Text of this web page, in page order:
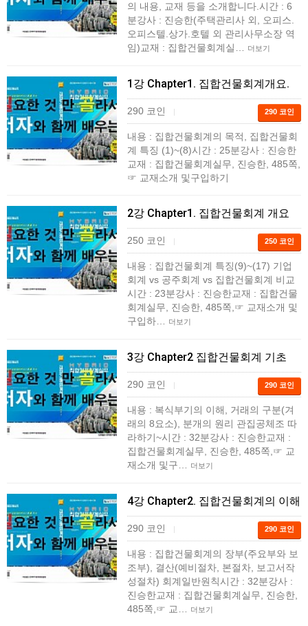
의 내용, 교재 등을 소개합니다.시간 : 6
분강사 : 진승한(주택관리사 외, 오피스.
오피스텔.상가.호텔 외 관리사무소장 역
임)교재 : 집합건물회계실…
더보기
1강 Chapter1. 집합건물회계개요.
290 코인 | 290 코인
내용 : 집합건물회계의 목적, 집합건물회
계 특징 (1)~(8)시간 : 25분강사 : 진승한
교재 : 집합건물회계실무, 진승한, 485쪽,
☞ 교재소개 및구입하기
2강 Chapter1. 집합건물회계 개요
250 코인 | 250 코인
내용 : 집합건물회계 특징(9)~(17) 기업
회계 vs 공주회계 vs 집합건물회계 비교
시간 : 23분강사 : 진승한교재 : 집합건물
회계실무, 진승한, 485쪽,☞ 교재소개 및
구입하…
더보기
3강 Chapter2 집합건물회계 기초
290 코인 | 290 코인
내용 : 복식부기의 이해, 거래의 구분(겨
래의 8요소), 분개의 원리 관집공체조 따
라하기~시간 : 32분강사 : 진승한교재 :
집합건물회계실무, 진승한, 485쪽,☞ 교
재소개 및구…
더보기
4강 Chapter2. 집합건물회계의 이해
290 코인 | 290 코인
내용 : 집합건물회계의 장부(주요부와 보
조부), 결산(예비절차, 본절차, 보고서작
성절차) 회계일반원칙시간 : 32분강사 :
진승한교재 : 집합건물회계실무, 진승한,
485쪽,☞ 교…
더보기